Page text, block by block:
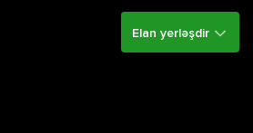
Elan yerləşdir